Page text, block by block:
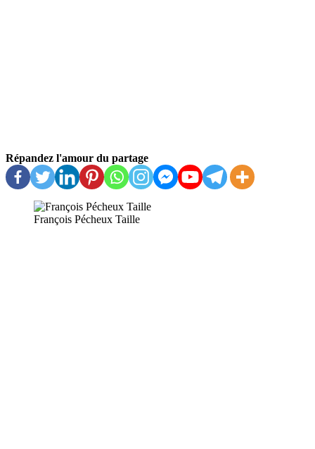
Répandez l'amour du partage
François Pécheux Taille